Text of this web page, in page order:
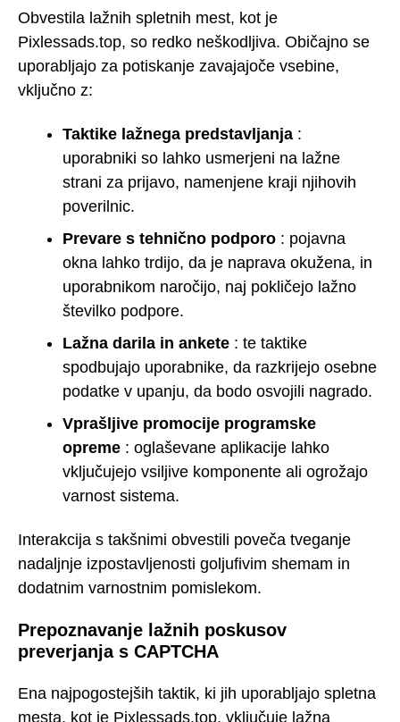
Obvestila lažnih spletnih mest, kot je
Pixlessads.top, so redko neškodljiva. Običajno se
uporabljajo za potiskanje zavajajoče vsebine,
vključno z:
Taktike lažnega predstavljanja :
uporabniki so lahko usmerjeni na lažne
strani za prijavo, namenjene kraji njihovih
poverilnic.
Prevare s tehnično podporo : pojavna
okna lahko trdijo, da je naprava okužena, in
uporabnikom naročijo, naj pokličejo lažno
številko podpore.
Lažna darila in ankete : te taktike
spodbujajo uporabnike, da razkrijejo osebne
podatke v upanju, da bodo osvojili nagrado.
Vprašljive promocije programske
opreme : oglaševane aplikacije lahko
vključujejo vsiljive komponente ali ogrožajo
varnost sistema.
Interakcija s takšnimi obvestili poveča tveganje
nadaljnje izpostavljenosti goljufivim shemam in
dodatnim varnostnim pomislekom.
Prepoznavanje lažnih poskusov
preverjanja s CAPTCHA
Ena najpogostejših taktik, ki jih uporabljajo spletna
mesta, kot je Pixlessads.top, vključuje lažna